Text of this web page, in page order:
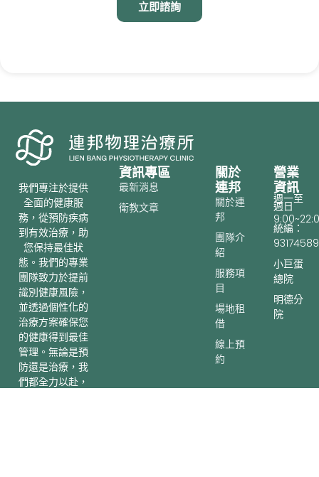
立即諮詢
聯絡我們
我們專注於提供
全面的健康服
務，從預防疾病
到有效治療，助
您保持最佳狀
態。我們的專業
團隊致力於提前
識別健康風險，
並透過個性化的
治療方案確保您
的健康得到最佳
管理。無論是預
防還是治療，我
們都全力以赴，
營業
資訊
週一至
週日
統編：
93174589
小巨蛋
總院
明德分
院
關於
連邦
關於連
邦
團隊介
紹
服務項
目
場地租
借
線上預
約
資訊專區
最新消息
衛教文章